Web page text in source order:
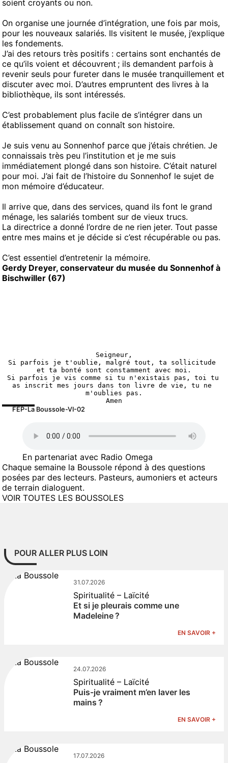
soient croyants ou non.
On organise une journée d’intégration, une fois par mois,
pour les nouveaux salariés. Ils visitent le musée, j’explique
les fondements.
J’ai des retours très positifs : certains sont enchantés de
ce qu’ils voient et découvrent ; ils demandent parfois à
revenir seuls pour fureter dans le musée tranquillement et
discuter avec moi. D’autres empruntent des livres à la
bibliothèque, ils sont intéressés.
C’est probablement plus facile de s’intégrer dans un
établissement quand on connaît son histoire.
Je suis venu au Sonnenhof parce que j’étais chrétien. Je
connaissais très peu l’institution et je me suis
immédiatement plongé dans son histoire. C’était naturel
pour moi. J’ai fait de l’histoire du Sonnenhof le sujet de
mon mémoire d’éducateur.
Il arrive que, dans des services, quand ils font le grand
ménage, les salariés tombent sur de vieux trucs.
La directrice a donné l’ordre de ne rien jeter. Tout passe
entre mes mains et je décide si c’est récupérable ou pas.
C’est essentiel d’entretenir la mémoire.
Gerdy Dreyer, conservateur du musée du Sonnenhof à
Bischwiller (67)
Seigneur,
Si parfois je t'oublie, malgré tout, ta sollicitude
et ta bonté sont constamment avec moi.
Si parfois je vis comme si tu n'existais pas, toi tu
as inscrit mes jours dans ton livre de vie, tu ne
m'oublies pas.
Amen
FEP-La Boussole-VI-02
En partenariat avec Radio Omega
Chaque semaine la Boussole répond à des questions
posées par des lecteurs. Pasteurs, aumoniers et acteurs
de terrain dialoguent.
VOIR TOUTES LES BOUSSOLES
POUR ALLER PLUS LOIN
31.07.2026
Spiritualité – Laïcité
Et si je pleurais comme une
Madeleine ?
EN SAVOIR +
24.07.2026
Spiritualité – Laïcité
Puis-je vraiment m’en laver les
mains ?
EN SAVOIR +
17.07.2026